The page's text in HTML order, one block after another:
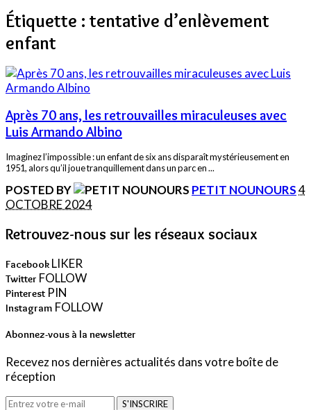
Étiquette : tentative d’enlèvement
enfant
Après 70 ans, les retrouvailles miraculeuses avec
Luis Armando Albino
Imaginez l’impossible : un enfant de six ans disparaît mystérieusement en
1951, alors qu’il joue tranquillement dans un parc en...
POSTED BY PETIT NOUNOURS4
OCTOBRE 2024
Retrouvez-nous sur les réseaux sociaux
Facebook LIKER
Twitter FOLLOW
Pinterest PIN
Instagram FOLLOW
Abonnez-vous à la newsletter
Recevez nos dernières actualités dans votre boîte de
réception
S'INSCRIRE